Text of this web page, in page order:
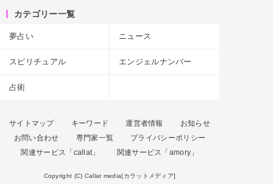
カテゴリー一覧
夢占い ニュース
スピリチュアル エンジェルナンバー
占術
サイトマップ キーワード 運営者情報
お知らせ
お問い合わせ
専門家一覧
プライバシーポリシー
関連サービス「callat」
関連サービス「amory」
Copyright (C) Callat media[カラットメディア]